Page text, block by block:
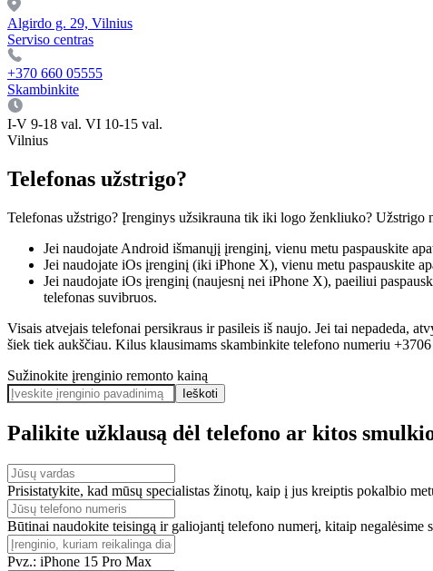
Algirdo g. 29, Vilnius
Serviso centras
+370 660 05555
Skambinkite
I-V 9-18 val. VI 10-15 val.
Vilnius
Telefonas užstrigo?
Telefonas užstrigo? Įrenginys užsikrauna tik iki logo ženkliuko? Užstrigo
Jei naudojate Android išmanųjį įrenginį, vienu metu paspauskite
Jei naudojate iOs įrenginį (iki iPhone X), vienu metu paspauskite
Jei naudojate iOs įrenginį (naujesnį nei iPhone X), paeiliui
telefonas suvibruos.
Visais atvejais telefonai persikraus ir pasileis iš naujo. Jei tai nepadeda,
šiek tiek aukščiau. Kilus klausimams skambinkite telefono numeriu
Sužinokite įrenginio remonto kainą
Ieškoti
Palikite užklausą dėl telefono ar kitos
Prisistatykite, kad mūsų specialistas žinotų, kaip į jus kreiptis pokalbio
Būtinai naudokite teisingą ir galiojantį telefono numerį, kitaip negalėsime
Pvz.: iPhone 15 Pro Max